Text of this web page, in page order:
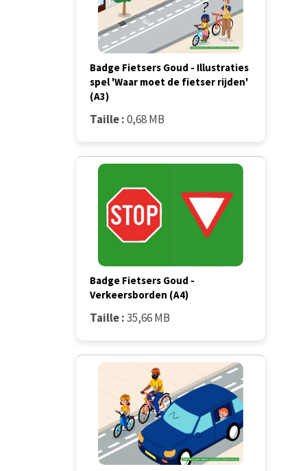
Badge Fietsers Goud - Illustraties
spel 'Waar moet de fietser rijden'
(A3)
Taille :0,68 MB
Badge Fietsers Goud -
Verkeersborden (A4)
Taille :35,66 MB